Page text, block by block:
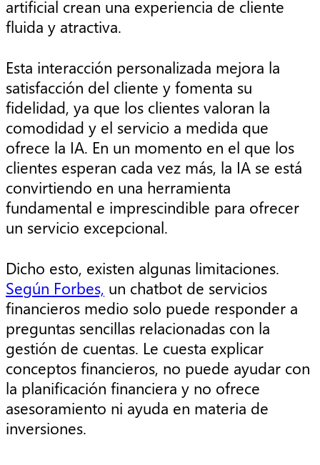
artificial crean una experiencia de cliente
fluida y atractiva.
Esta interacción personalizada mejora la
satisfacción del cliente y fomenta su
fidelidad, ya que los clientes valoran la
comodidad y el servicio a medida que
ofrece la IA. En un momento en el que los
clientes esperan cada vez más, la IA se está
convirtiendo en una herramienta
fundamental e imprescindible para ofrecer
un servicio excepcional.
Dicho esto, existen algunas limitaciones.
Según Forbes, un chatbot de servicios
financieros medio solo puede responder a
preguntas sencillas relacionadas con la
gestión de cuentas. Le cuesta explicar
conceptos financieros, no puede ayudar con
la planificación financiera y no ofrece
asesoramiento ni ayuda en materia de
inversiones.